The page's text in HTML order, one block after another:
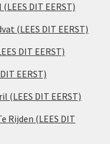
DIT EERST)
(LEES DIT EERST)
DIT EERST)
EERST)
(LEES DIT EERST)
Rijden (LEES DIT